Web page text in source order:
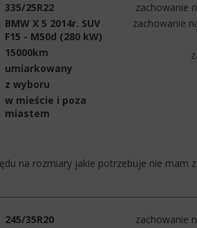
335/25R22
BMW X 5 2014r. SUV
F15 - M50d (280 kW)
15000km
umiarkowany
z wyboru
w mieście i poza
miastem
zachowanie
zachowanie
na rozmiary jakie potrzebuje nie mam
245/35R20
zachowanie